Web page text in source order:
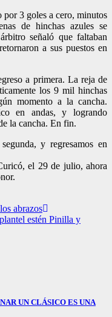
3 goles a cero, minutos
de hinchas azules se
señaló que faltaban
a sus puestos en
a primera. La reja de
los 9 mil hinchas
momento a la cancha.
en andas, y logrando
la cancha. En fin.
y regresamos en
el 29 de julio, ahora
abrazos
estén Pinilla y
UN CLÁSICO ES UNA